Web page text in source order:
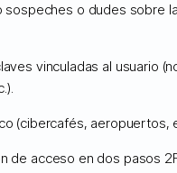
sospeches o dudes sobre la
vinculadas al usuario
(cibercafés, aeropuertos,
de acceso en dos pasos